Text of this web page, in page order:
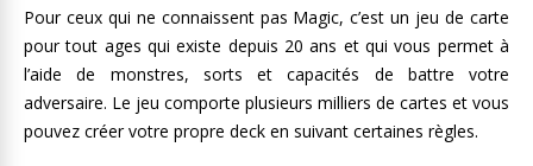
Pour ceux qui ne connaissent pas Magic, c’est un jeu de carte
pour tout ages qui existe depuis 20 ans et qui vous permet à
l’aide de monstres, sorts et capacités de battre votre
adversaire. Le jeu comporte plusieurs milliers de cartes et vous
pouvez créer votre propre deck en suivant certaines règles.